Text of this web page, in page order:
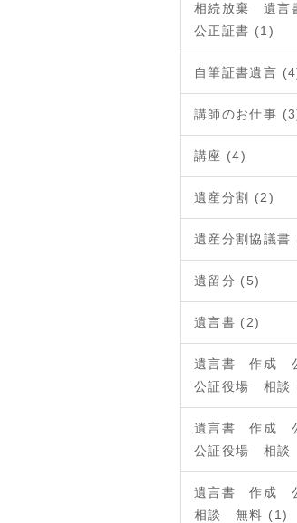
相続放棄 遺
公正証書 (1)
自筆証書遺言
講師のお仕事
講座 (4)
遺産分割 (2)
遺産分割協議書
遺留分 (5)
遺言書 (2)
遺言書 作成
公証役場 相談
遺言書 作成
公証役場 相
遺言書 作成
相談 無料 (1)